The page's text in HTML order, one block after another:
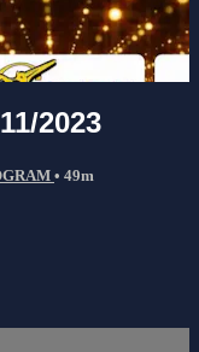
2023
• 49m